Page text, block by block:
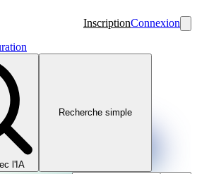
InscriptionConnexion
l'IA
Recherche simple